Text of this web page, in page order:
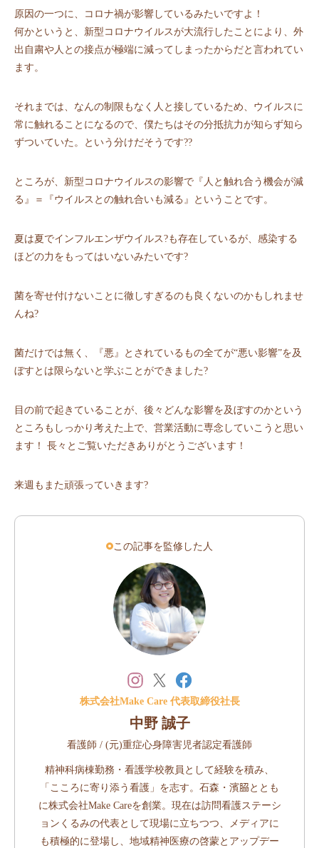
原因の一つに、コロナ禍が影響しているみたいですよ！
何かというと、新型コロナウイルスが大流行したことにより、外
出自粛や人との接点が極端に減ってしまったからだと言われてい
ます。
それまでは、なんの制限もなく人と接しているため、ウイルスに
常に触れることになるので、僕たちはその分抵抗力が知らず知ら
ずついていた。という分けだそうです??
ところが、新型コロナウイルスの影響で『人と触れ合う機会が減
る』＝『ウイルスとの触れ合いも減る』ということです。
夏は夏でインフルエンザウイルス?も存在しているが、感染する
ほどの力をもってはいないみたいです?
菌を寄せ付けないことに徹しすぎるのも良くないのかもしれませ
んね?
菌だけでは無く、『悪』とされているもの全てが“悪い影響”を及
ぼすとは限らないと学ぶことができました?
目の前で起きていることが、後々どんな影響を及ぼすのかという
ところもしっかり考えた上で、営業活動に専念していこうと思い
ます！ 長々とご覧いただきありがとうございます！
来週もまた頑張っていきます?
この記事を監修した人
株式会社Make Care 代表取締役社長
中野 誠子
看護師 / (元)重症心身障害児者認定看護師
精神科病棟勤務・看護学校教員として経験を積み、
「こころに寄り添う看護」を志す。石森・濱𦚰ととも
に株式会社Make Careを創業。現在は訪問看護ステーシ
ョンくるみの代表として現場に立ちつつ、メディアに
も積極的に登場し、地域精神医療の啓蒙とアップデー